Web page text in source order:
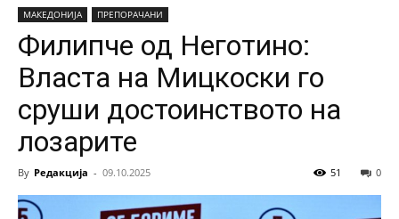
МАКЕДОНИЈА ПРЕПОРАЧАНИ
Филипче од Неготино:
Власта на Мицкоски го
сруши достоинството на
лозарите
By Редакција - 09.10.2025 0
51